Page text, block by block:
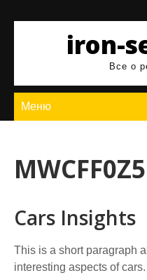
содержимомуiron-
Все о
Меню
MWCFF0Z5
Cars Insights
This is a short paragraph
interesting aspects of cars.